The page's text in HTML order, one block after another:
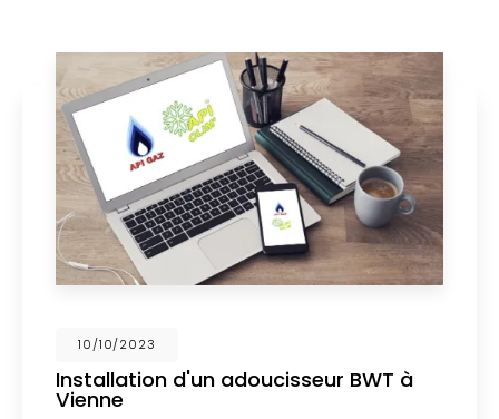
02/10/2023
Nouveau support de communication
web